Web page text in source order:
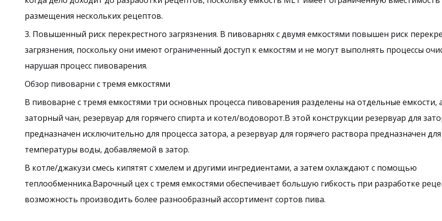
размещения нескольких рецептов.
3. Повышенный риск перекрестного загрязнения. В пивоварнях с двумя емкостями повышен риск
загрязнения, поскольку они имеют ограниченный доступ к емкостям и не могут выполнять процессы
нарушая процесс пивоварения.
Обзор пивоварни с тремя емкостями
В пивоварне с тремя емкостями три основных процесса пивоварения разделены на отдельные емкости,
заторный чан, резервуар для горячего спирта и котел/водоворот.В этой конструкции резервуар для
предназначен исключительно для процесса затора, а резервуар для горячего раствора предназначен
температуры воды, добавляемой в затор.
В котле/джакузи смесь кипятят с хмелем и другими ингредиентами, а затем охлаждают с помощью
теплообменника.Варочный цех с тремя емкостями обеспечивает большую гибкость при разработке
возможность производить более разнообразный ассортимент сортов пива.